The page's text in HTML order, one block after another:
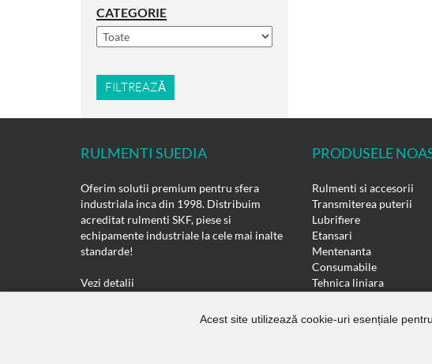
CATEGORIE
FILTREAZĂ
RULMENTI SUEDIA
Oferim solutii premium pentru sfera
industriala inca din 1998. Distribuim
acreditat rulmenti SKF, piese si
echipamente industriale la cele mai inalte
standarde!
Vezi detalii
PRODUSELE
Rulmenti si accesorii
Transmiterea puterii
Lubrifiere
Etansari
Mentenanta
Consumabile
Tehnica liniara
Actionari pneumatice
Acest site utilizează cookie-uri esențiale